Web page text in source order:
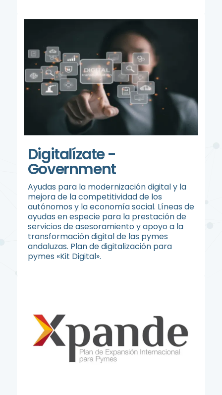
Digitalízate -
Government
Ayudas para la modernización digital y la
mejora de la competitividad de los
autónomos y la economía social. Líneas de
ayudas en especie para la prestación de
servicios de asesoramiento y apoyo a la
transformación digital de las pymes
andaluzas. Plan de digitalización para
pymes «Kit Digital».